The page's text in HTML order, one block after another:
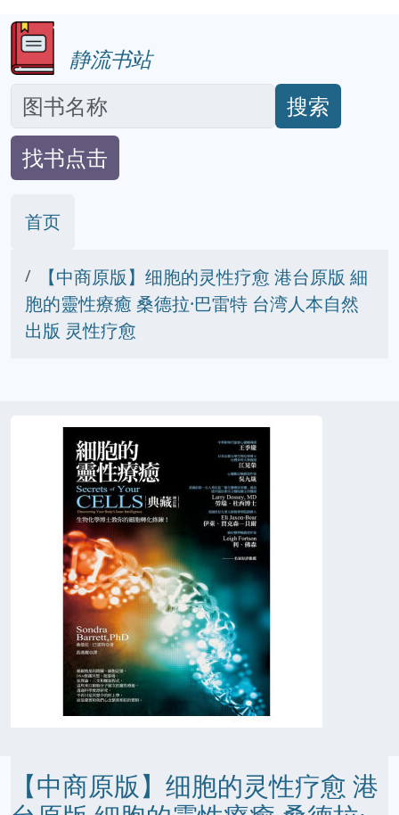
静流书站
搜索
找书点击
首页
【中商原版】细胞的灵性疗愈 港台原版 細
胞的靈性療癒 桑德拉·巴雷特 台湾人本自然
出版 灵性疗愈
【中商原版】细胞的灵性疗愈 港